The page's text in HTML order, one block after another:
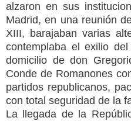
alzaron en sus
Madrid, en una reunión
XIII, barajaban varias
contemplaba el exilio
domicilio de don
Conde de Romanones
partidos republicanos,
con total seguridad de la
La llegada de la